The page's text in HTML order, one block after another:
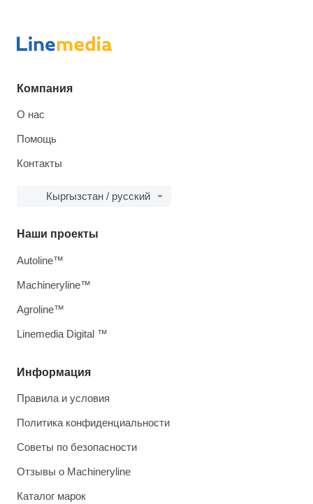
Компания
О нас
Помощь
Контакты
Кыргызстан / русский
Информация
Правила и условия
Политика конфиденциальности
Советы по безопасности
Отзывы о Machineryline
Каталог марок
Наши проекты
Autoline™
Machineryline™
Agroline™
Linemedia Digital ™